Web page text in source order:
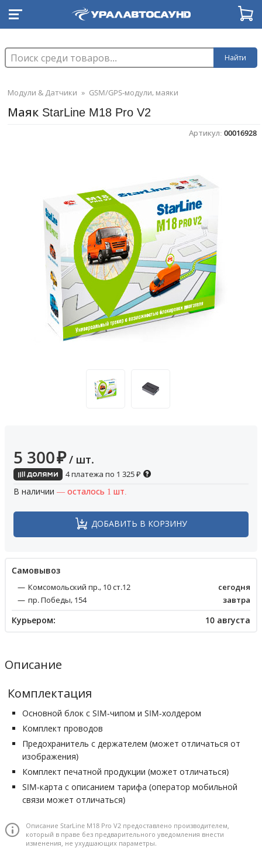
Найти
Модули & Датчики » GSM/GPS-модули, маяки
Маяк StarLine M18 Pro V2
Артикул: 00016928
5 300₽ / шт.
4 платежа по 1 325₽
В наличии — осталось 1 шт.
ДОБАВИТЬ В КОРЗИНУ
Cамовывоз
Комсомольский пр., 10 ст.12
сегодня
пр. Победы, 154
завтра
Курьером: 10 августа
Описание
Комплектация
Основной блок с SIM-чипом и SIM-холдером
Комплект проводов
Предохранитель с держателем (может отличаться от
изображения)
Комплект печатной продукции (может отличаться)
SIM-карта с описанием тарифа (оператор мобильной
связи может отличаться)
Описание StarLine M18 Pro V2 предоставлено производителем,
который в праве без предварительного уведомления внести
изменения, не ухудшающих параметры.